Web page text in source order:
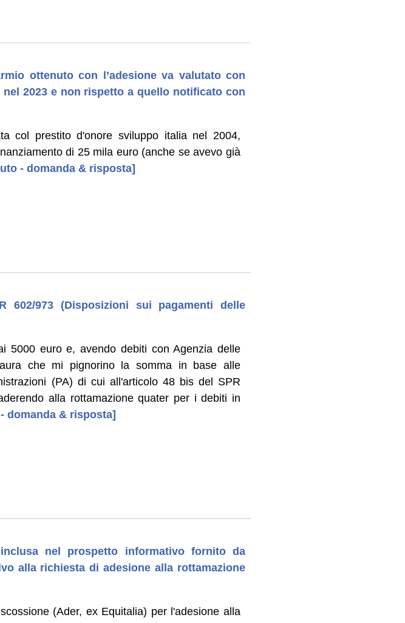
ottenuto con l’adesione va valutato con
2023 e non rispetto a quello notificato con
col prestito d'onore sviluppo italia nel 2004,
di 25 mila euro (anche se avevo già
- domanda & risposta]
602/973 (Disposizioni sui pagamenti delle
5000 euro e, avendo debiti con Agenzia delle
che mi pignorino la somma in base alle
(PA) di cui all'articolo 48 bis del SPR
alla rottamazione quater per i debiti in
domanda & risposta]
nel prospetto informativo fornito da
alla richiesta di adesione alla rottamazione
(Ader, ex Equitalia) per l'adesione alla